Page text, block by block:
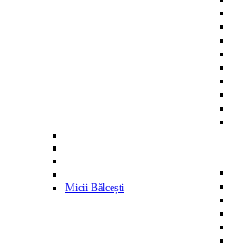
Micii Bălcești